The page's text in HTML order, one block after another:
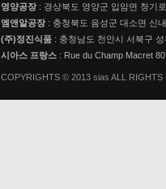
영양공장 : 경상북도 영양군 입암면 청기
엠앤알공장 : 충청북도 음성군 대소면 신
(주)정진식품 : 충청남도 천안시 서북구
시아스 프랑스 : Rue du Champ Macret
COPYRIGHTS © 2013 sias ALL RIGHTS